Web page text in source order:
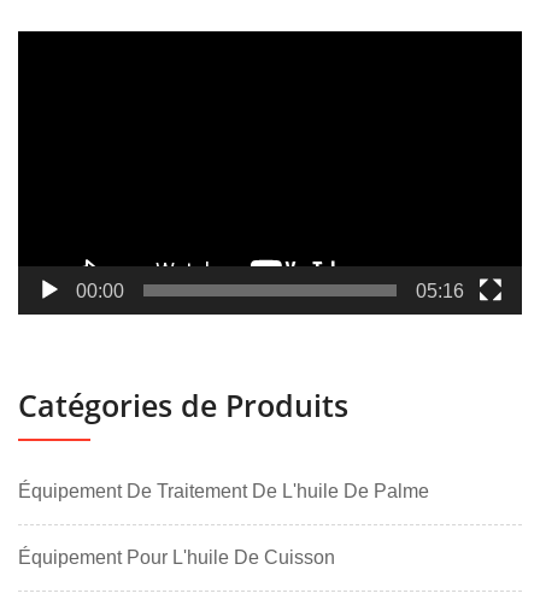
00:00 05:16
Catégories de Produits
Équipement De Traitement De L'huile De Palme
Équipement Pour L'huile De Cuisson